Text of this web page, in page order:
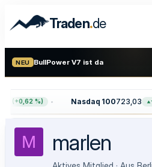
Traden.de
NEU BullPower V7 ist da
(+0,62 %) Nasdaq 100723,03
M marlen